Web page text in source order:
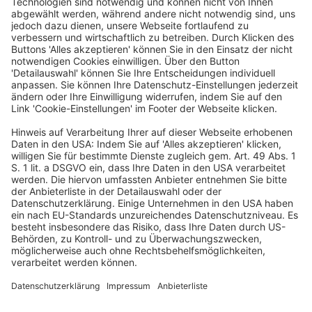
1. Gibt der Steuerpflichtige nach Ergehen eines unter dem
Vorbehalt der Nachprüfung stehenden
Gewinnfeststellungsbescheids erstmals eine inhaltlich
abweichende Feststellungserklärung ab, so liegt darin
zugleich ein Änderungsantrag gemäß § 164 Abs. 2 der
Abgabenordnung (AO). Dieser führt, wird er vor Ablauf der
Feststellungsfrist gestellt, gemäß § 171 Abs. 3,§ 181
Abs. 1 Satz 1 AOzu einer Ablaufhemmung.
2. Eine auf den erstmaligen Erlass eines
Verlustfeststellungsbescheids nach § 15b Abs. 4 des
Einkommensteuergesetzes gerichtete Klage ist in der
Regel mangels Beschwer unzulässig.
(Amtliche Leitsätze)